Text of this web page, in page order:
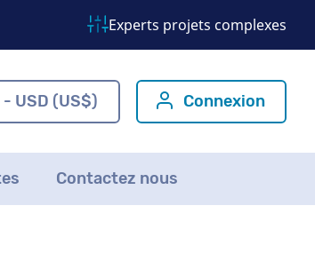
Experts projets complexes
- USD (US$) Connexion
Contactez nous